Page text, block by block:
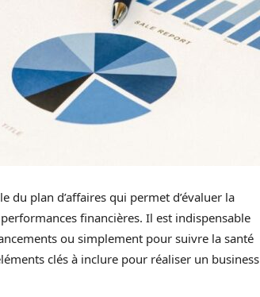
du plan d’affaires qui permet d’évaluer la
financières. Il est indispensable
ou simplement pour suivre la santé
clés à inclure pour réaliser un business